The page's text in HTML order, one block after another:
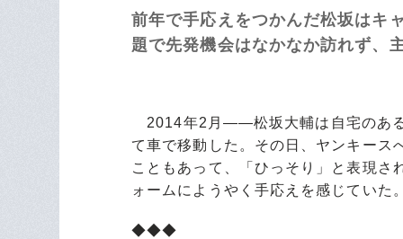
前年で手応えをつかんだ松坂はキ
題で先発機会はなかなか訪れず、
2014年2月――松坂大輔は自宅のある
て車で移動した。その日、ヤンキース
こともあって、「ひっそり」と表現さ
ォームにようやく手応えを感じていた
◆◆◆